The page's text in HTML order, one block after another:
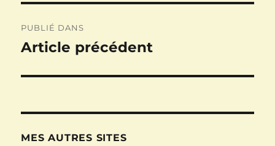
de
PUBLIÉ DANS
Article précédent
MES AUTRES SITES